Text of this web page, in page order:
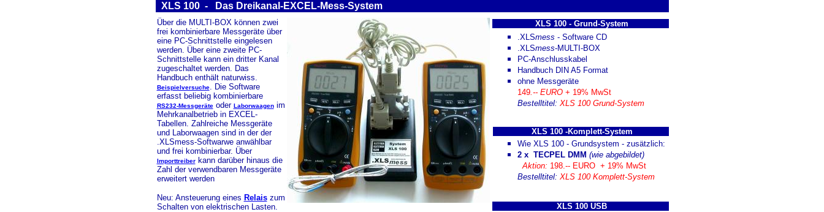
XLS 100 - Das Dreikanal-EXCEL-Mess-System
Über die MULTI-BOX können zwei
frei kombinierbare Messgeräte über
eine PC-Schnittstelle eingelesen
werden. Über eine zweite PC-
Schnittstelle kann ein dritter Kanal
zugeschaltet werden. Das
Handbuch enthält naturwiss.
Beispielversuche. Die Software
erfasst beliebig kombinierbare
RS232-Messgeräteoder Laborwaagenim
Mehrkanalbetrieb in EXCEL-
Tabellen. Zahlreiche Messgeräte
und Laborwaagen sind in der der
.XLSmess-Softwarwe anwählbar
und frei kombinierbar. Über
Importtreiberkann darüber hinaus die
Zahl der verwendbaren Messgeräte
erweitert werden
Neu: Ansteuerung eines Relaiszum
Schalten von elektrischen Lasten.
XLS 100 - Grund-System
.XLSmess - Software CD
.XLSmess-MULTI-BOX
PC-Anschlusskabel
Handbuch DIN A5 Format
ohne Messgeräte
149.-- EURO + 19% MwSt
Bestelltitel: XLS 100 Grund-System
XLS 100 -Komplett-System
Wie XLS 100 - Grundsystem - zusätzlich:
2 x TECPEL DMM (wie abgebildet)
Aktion: 198.-- EURO + 19% MwSt
Bestelltitel: XLS 100 Komplett-System
XLS 100 USB